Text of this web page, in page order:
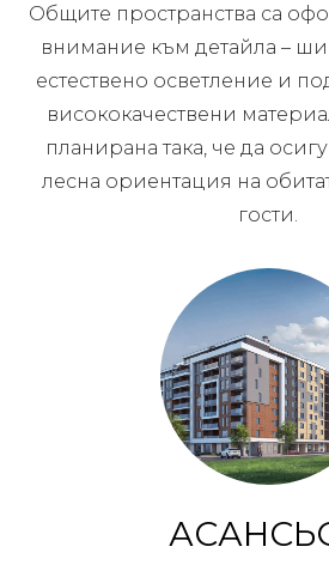
Общите пространства са
внимание към детайла –
естествено осветление и
висококачествени
планирана така, че да
лесна ориентация на
гости.